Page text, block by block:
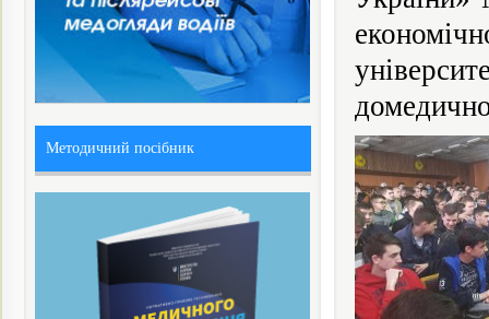
Методичний посібник